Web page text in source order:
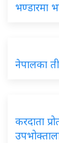
भण्डारमा
नेपालका
करदाता